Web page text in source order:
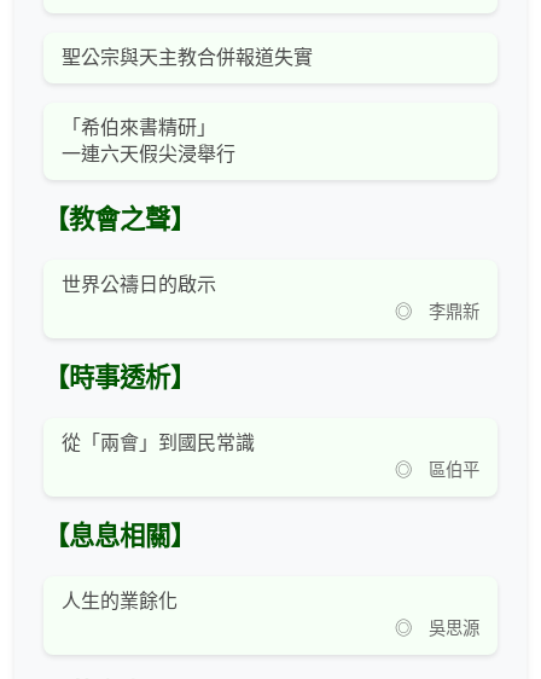
聖公宗與天主教合併報道失實
「希伯來書精研」
一連六天假尖浸舉行
【教會之聲】
世界公禱日的啟示
◎ 李鼎新
【時事透析】
從「兩會」到國民常識
◎ 區伯平
【息息相關】
人生的業餘化
◎ 吳思源